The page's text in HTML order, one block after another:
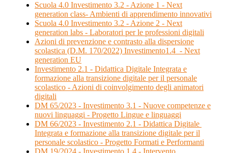
Scuola 4.0 Investimento 3.2 - Azione 1 - Next
generation class- Ambienti di apprendimento innovativi
Scuola 4.0 Investimento 3.2 - Azione 2 - Next
generation labs - Laboratori per le professioni digitali
Azioni di prevenzione e contrasto alla dispersione
scolastica (D.M. 170/2022) Investimento1.4 - Next
generation EU
Investimento 2.1 - Didattica Digitale Integrata e
formazione alla transizione digitale per il personale
scolastico - Azioni di coinvolgimento degli animatori
digitali
DM 65/2023 - Investimento 3.1 - Nuove competenze e
nuovi linguaggi - Progetto Lingue e linguaggi
DM 66/2023 - Investimento 2.1 - Didattica Digitale
Integrata e formazione alla transizione digitale per il
personale scolastico - Progetto Formati e Performanti